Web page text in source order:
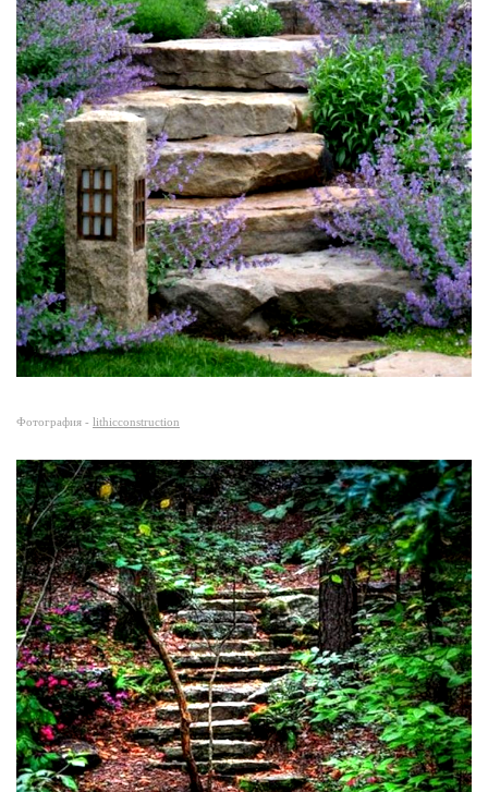
Фотография - lithicconstruction